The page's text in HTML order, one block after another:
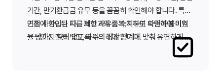
기간, 만기환급금 유무 등을 꼼꼼히 확인해야 합니다. 특히
면책 사항이나 지급 제한 사유를 숙지하여 나중에 불이익
을 당하는 일이 없도록 주의해야 합니다.
기존에 가입된 다른 보험과의 중복 여부도 확인하여 비효
율적인 지출을 막고, 아이의 성장 단계에 맞춰 유연하게 보
장을 변경할 수 있는지도 미리 확인하는 것이 좋습니다.